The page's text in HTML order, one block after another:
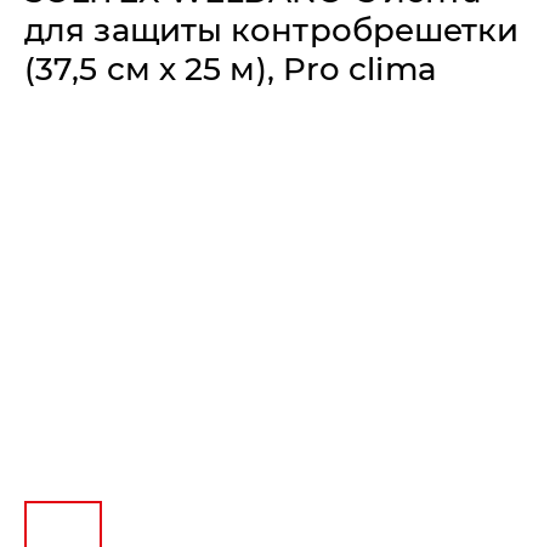
для защиты контробрешетки
(37,5 см х 25 м), Pro clima